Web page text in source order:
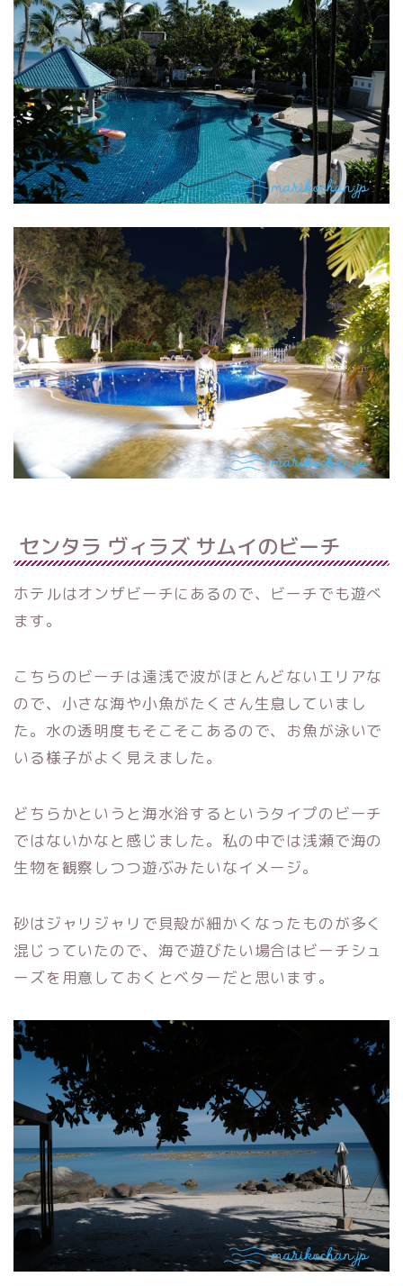
センタラ ヴィラズ サムイのビーチ
ホテルはオンザビーチにあるので、ビーチでも遊べ
ます。
こちらのビーチは遠浅で波がほとんどないエリアな
ので、小さな海や小魚がたくさん生息していまし
た。水の透明度もそこそこあるので、お魚が泳いで
いる様子がよく見えました。
どちらかというと海水浴するというタイプのビーチ
ではないかなと感じました。私の中では浅瀬で海の
生物を観察しつつ遊ぶみたいなイメージ。
砂はジャリジャリで貝殻が細かくなったものが多く
混じっていたので、海で遊びたい場合はビーチシュ
ーズを用意しておくとベターだと思います。